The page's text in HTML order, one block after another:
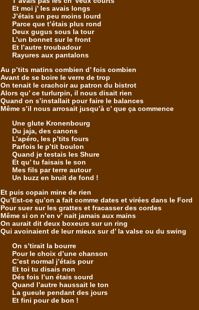
Et moi j’ les avais longs
J’étais un peu moins lourd
Parce que t’étais plus rond
Deux gugus sous la tour
L’un bonnet sur le front
Et l’autre troubadour
Rayures aux pantalons
Au p’tits matins combien d’ fois combien
Avant de se boire le verre de trop
On tenait le crachoir au patron du bistrot
Alors qu’ ce turlurpin, il nous disait rien
Quand on s’installait pour faire le balances
Même s’il nous arrosait jusqu’à c’ que ça commence
Une glute Kronenbourg
Du jaja, des canons
L’apéro, les p’tits fours
Parfois le p’tit boulon
Quand je testais les Shure
Et qu’ tu faisais le son
Mes fils par terre autour
Un buzz en bruit de fond !
Et puis copain mine de rien
Qu’Est-ce qu’on a fait comme dates et virées dans le Ford
Pour suer sur les grattes et fracasser des cordes
Même si on n’en v’ nait jamais aux mains
On aurait dit deux boxeurs sur un ring
Qui avoinaient de leur mieux sur d’ la valse ou du swing
On s’tirait la bourre
Pour le choix d’une chanson
C’est normal j’étais pour
Et toi tu disais non
Dés fois l’un étais sourd
Quand l’autre haussait le ton
La gueule pendant des jours
Et fini pour de bon !